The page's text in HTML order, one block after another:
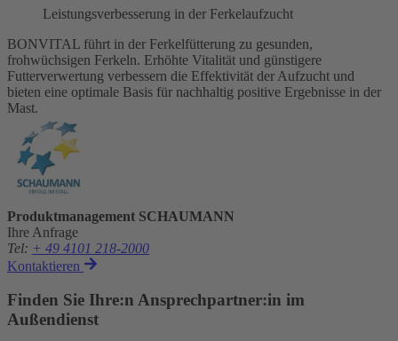
Leistungsverbesserung in der Ferkelaufzucht
BONVITAL führt in der Ferkelfütterung zu gesunden,
frohwüchsigen Ferkeln. Erhöhte Vitalität und günstigere
Futterverwertung verbessern die Effektivität der Aufzucht und
bieten eine optimale Basis für nachhaltig positive Ergebnisse in der
Mast.
Produktmanagement SCHAUMANN
Ihre Anfrage
Tel: + 49 4101 218-2000
Kontaktieren
Finden Sie Ihre:n Ansprechpartner:in im
Außendienst